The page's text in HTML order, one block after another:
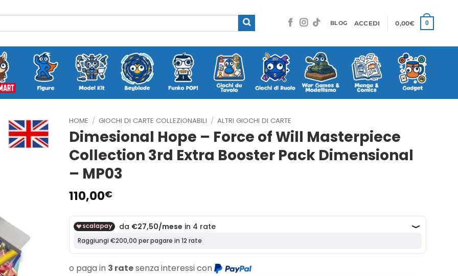
BLOG ACCEDI 0,00€ 0
HOME / GIOCHI DI CARTE COLLEZIONABILI / ALTRI GIOCHI DI CARTE
Dimesional Hope – Force of Will Masterpiece
Collection 3rd Extra Booster Pack Dimensional
– MP03
110,00€
o paga in 3 ratesenza interessi con